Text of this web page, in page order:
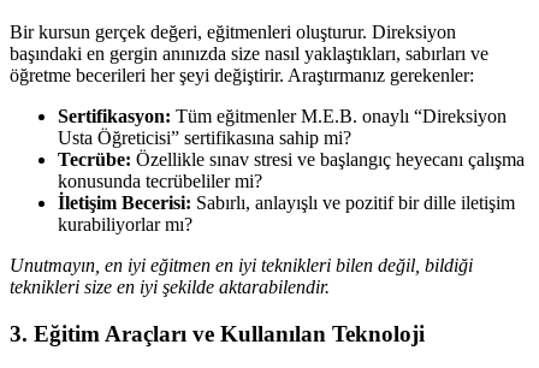
Bir kursun gerçek değeri, eğitmenleri oluşturur. Direksiyon
başındaki en gergin anınızda size nasıl yaklaştıkları, sabırları ve
öğretme becerileri her şeyi değiştirir. Araştırmanız gerekenler:
Sertifikasyon: Tüm eğitmenler M.E.B. onaylı “Direksiyon
Usta Öğreticisi” sertifikasına sahip mi?
Tecrübe: Özellikle sınav stresi ve başlangıç heyecanı çalışma
konusunda tecrübeliler mi?
İletişim Becerisi: Sabırlı, anlayışlı ve pozitif bir dille iletişim
kurabiliyorlar mı?
Unutmayın, en iyi eğitmen en iyi teknikleri bilen değil, bildiği
teknikleri size en iyi şekilde aktarabilendir.
3. Eğitim Araçları ve Kullanılan Teknoloji